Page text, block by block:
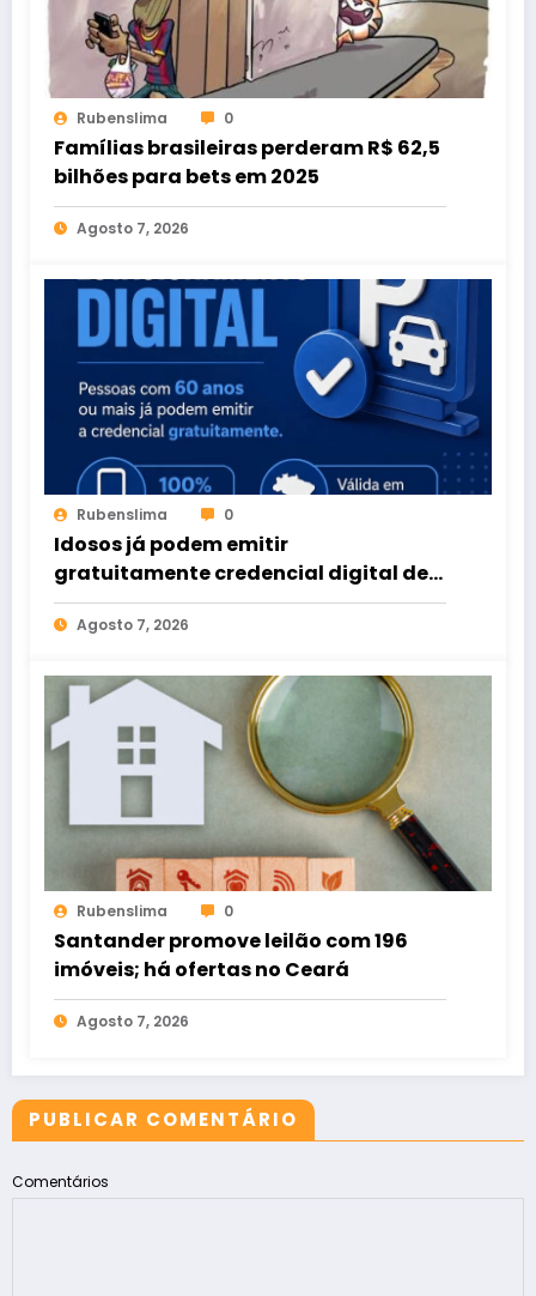
Rubenslima 0
Famílias brasileiras perderam R$ 62,5
bilhões para bets em 2025
Agosto 7, 2026
Rubenslima 0
Idosos já podem emitir
gratuitamente credencial digital de
estacionamento
Agosto 7, 2026
Rubenslima 0
Santander promove leilão com 196
imóveis; há ofertas no Ceará
Agosto 7, 2026
PUBLICAR COMENTÁRIO
Comentários